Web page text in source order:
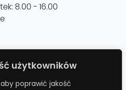
użytkowników
poprawić jakość
8.00 - 16.00
gwarancji